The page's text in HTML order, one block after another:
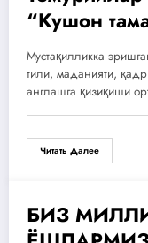
“Кушон
Осиё
мавзусида
этилди…
Мустақилликка
тили, маданияти,
англашга қизиқиши
Читать Далее
11.05.2015
БИЗ